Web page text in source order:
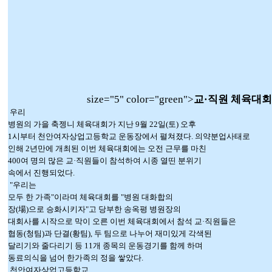
size="5" color="green">교·직원 체육대
우리
병원의 가을 축젱니 체육대회가 지난 9월 22일(토) 오후
1시부터 천안여자상업고등학교 운동장에서 펼쳐졌다. 의약분업사태로
인해 2년만에 개최된 이번 체육대회에는 오전 근무를 마친
400여 명의 많은 교·직원들이 참석하여 시종 열띤 분위기
속에서 진행되었다.
"우리는
모두 한 가족"이라며 체육대회를 "병원 대화합의
장(場)으로 승화시키자"고 당부한 송옥평 병원장의
대회사를 시작으로 막이 오른 이번 체육대회에서 참석 교·직원들은
협동(청팀)과 단결(황팀), 두 팀으로 나누어 재미있게 각색된
달리기와 줄다리기 등 11개 종목의 운동경기를 함께 하며
동료의식을 넘어 한가족의 정을 쌓았다.
천안여자상업고등학교